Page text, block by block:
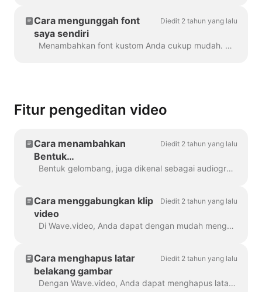
Cara mengunggah font
saya sendiri
Diedit 2 tahun yang lalu
Menambahkan font kustom Anda cukup mudah. Cara pertama untuk melakukannya adalah dengan Brand Manager . Di proyek apa pun, klik "Kelola Merek", ada di bagian atas ...
Fitur pengeditan video
Cara menambahkan
Bentuk
Gelombang/Audiogram ke
Wave.video
Diedit 2 tahun yang lalu
Bentuk gelombang, juga dikenal sebagai audiogram atau gelombang suara visual, adalah animasi yang memvisualisasikan suara video Anda. Buat bentuk gelombang untuk podcast Anda...
Cara menggabungkan klip
video
Diedit 2 tahun yang lalu
Di Wave.video, Anda dapat dengan mudah menggabungkan dua atau lebih klip video atau gambar untuk membuat video yang lebih panjang. Untuk melakukannya, buka https://wave.video/id/ dan klik...
Cara menghapus latar
belakang gambar
Diedit 2 tahun yang lalu
Dengan Wave.video, Anda dapat menghapus latar belakang dari gambar yang Anda unggah ke perpustakaan media. Ini sangat berguna ketika Anda ingin membuat video thumbnail...